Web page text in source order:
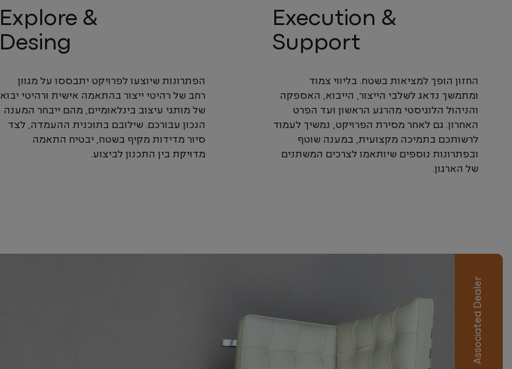
Explore &
Desing
הפתרונות שיוצעו לפרויקט יתבססו על מגוון
רחב של רהיטי ייצור בהתאמה אישית ורהיטי יבוא
של מותגי עיצוב בינלאומיים, מהם ייבחר המענה
הנכון עבורכם. שילובם בתוכנית ההעמדה, לצד
סיור מדידות מקיף בשטח, יבטיח התאמה
מדויקת בין התכנון לביצוע.
Execution &
Support
החזון הופך למציאות בשטח. בליווי צמוד
ומתמשך נדאג לשלבי הייצור, הייבוא, האספקה
והניהול הלוגיסטי מהרגע הראשון ועד הפרט
האחרון. גם לאחר מסירת הפרויקט, נמשיך לעמוד
לרשותכם בתמיכה מקצועית, במענה שוטף
ובפתרונות נוספים שיותאמו לצרכים המשתנים
של הארגון.
Associated Dealer